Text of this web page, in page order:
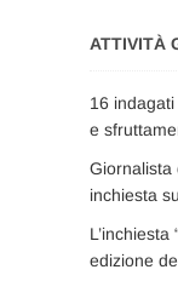
ATTIVITÀ
16
e
Giornalista
inchiesta
edizione